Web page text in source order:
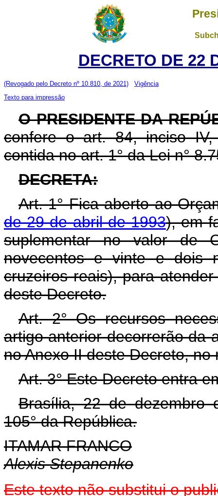
DECRETO DE 22
(Revogado pelo Decreto nº 10.810, de 2021)
Vigência
Texto para impressão
O PRESIDENTE DA
confere o art. 84, inciso
contida no art. 1° da Lei n°
DECRETA:
Art. 1° Fica aberto ao
de 29 de abril de 1993), em
suplementar no valor de
novecentos e vinte e dois
cruzeiros reais), para
deste Decreto.
Art. 2° Os recursos
artigo anterior decorrerão da
no Anexo II deste Decreto,
Art. 3° Este Decreto entra
Brasília, 22 de dezembro
105° da República.
ITAMAR FRANCO
Alexis Stepanenko
Este texto não substitui o